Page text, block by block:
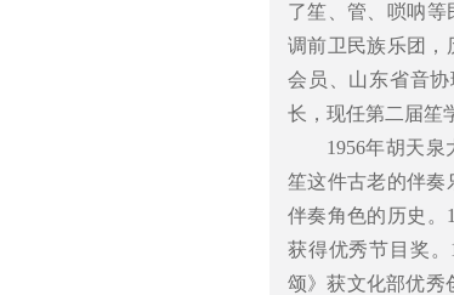
了笙、管、唢呐等
调前卫民族乐团，
会员、山东省音
长，现任第二届笙
1956年胡天
笙这件古老的伴奏
伴奏角色的历史。
获得优秀节目奖
颂》获文化部优秀